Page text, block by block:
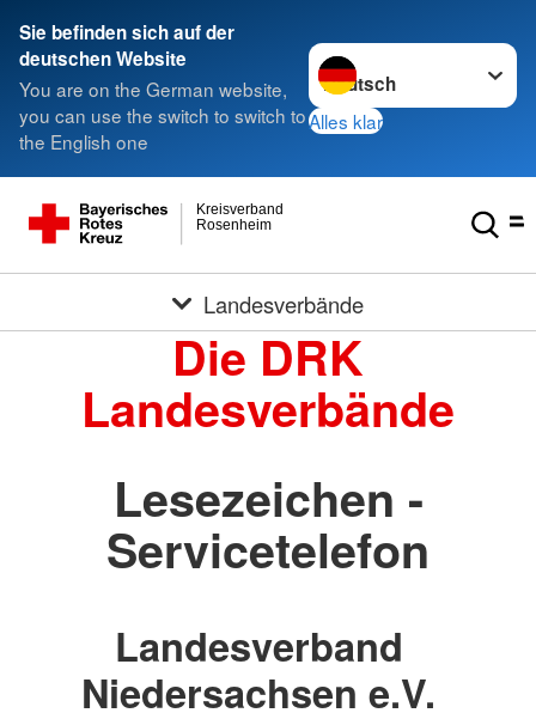
Sie befinden sich auf der
deutschen Website
You are on the German website,
you can use the switch to switch to
the English one
Sprache wechseln zu
Alles klar
Rosenheim
Kreisverband
Landesverbände
Die DRK
Landesverbände
Lesezeichen -
Servicetelefon
Landesverband
Niedersachsen e.V.